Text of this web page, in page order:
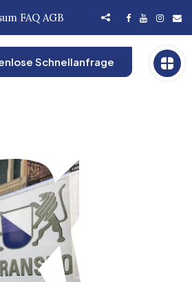
FAQ AGB
Schnellanfrage